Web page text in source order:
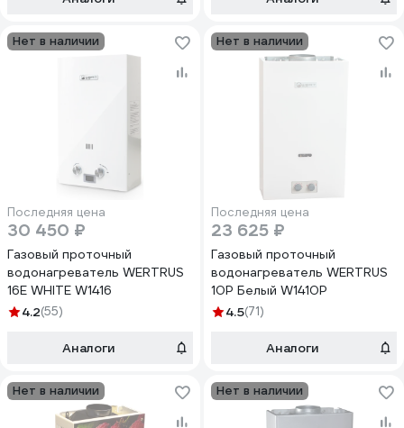
Нет в наличии
Последняя цена
30 450 ₽
Газовый проточный
водонагреватель WERTRUS
16E WHITE W1416
4.2(55)
Аналоги
Нет в наличии
Последняя цена
23 625 ₽
Газовый проточный
водонагреватель WERTRUS
10Р Белый W1410P
4.5(71)
Аналоги
Нет в наличии Нет в наличии